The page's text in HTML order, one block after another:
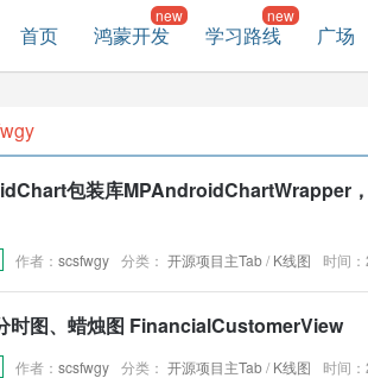
首页 鸿蒙开发 学习路线 广场
包装库MPAndroidChartWrapper
作者： scsfwgy 分类： 开源项目主Tab/ K线图 时间
时图、蜡烛图 FinancialCustomerView
作者： scsfwgy 分类： 开源项目主Tab/ K线图 时间